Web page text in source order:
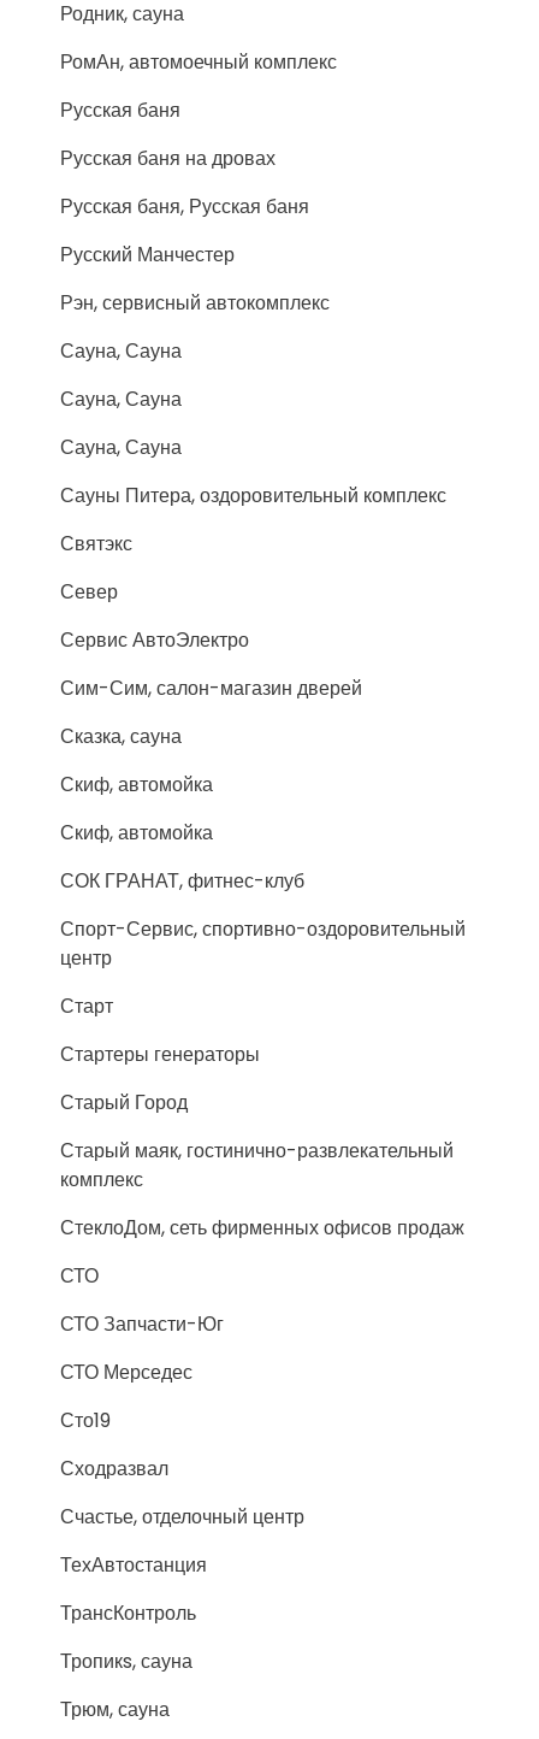
Родник, сауна
РомАн, автомоечный комплекс
Русская баня
Русская баня на дровах
Русская баня, Русская баня
Русский Манчестер
Рэн, сервисный автокомплекс
Сауна, Сауна
Сауна, Сауна
Сауна, Сауна
Сауны Питера, оздоровительный комплекс
Святэкс
Север
Сервис АвтоЭлектро
Сим-Сим, салон-магазин дверей
Сказка, сауна
Скиф, автомойка
Скиф, автомойка
СОК ГРАНАТ, фитнес-клуб
Спорт-Сервис, спортивно-оздоровительный
центр
Старт
Стартеры генераторы
Старый Город
Старый маяк, гостинично-развлекательный
комплекс
СтеклоДом, сеть фирменных офисов продаж
СТО
СТО Запчасти-Юг
СТО Мерседес
Сто19
Сходразвал
Счастье, отделочный центр
ТехАвтостанция
ТрансКонтроль
Тропикs, сауна
Трюм, сауна